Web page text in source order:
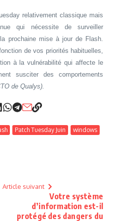
relativement classique mais
qui nécessite de surveiller
prochaine mise à jour de Flash.
de vos priorités habituelles,
à la vulnérabilité qui affecte le
susciter des comportements
de Qualys).
Patch Tuesday Juin windows
Article suivant
Votre système
d’information est-il
protégé des dangers du